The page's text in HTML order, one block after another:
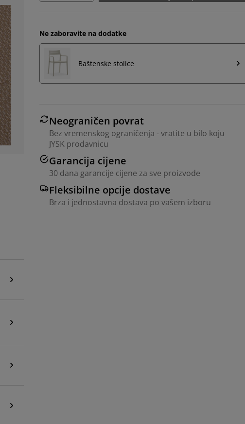
Ne zaboravite na dodatke
Baštenske stolice
Neograničen povrat
Bez vremenskog ograničenja - vratite u bilo koju
JYSK prodavnicu
Garancija cijene
30 dana garancije cijene za sve proizvode
Fleksibilne opcije dostave
Brza i jednostavna dostava po vašem izboru